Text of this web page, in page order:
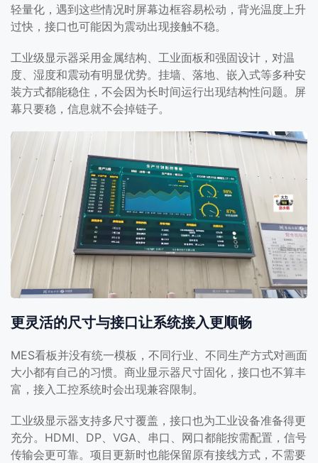
轻量化，遇到这些情况时屏幕边框容易松动，背光温度上升
过快，接口也可能因为震动出现接触不稳。
工业级显示器采用金属结构、工业面板和强固设计，对温
度、湿度和震动有明显优势。挂墙、落地、嵌入式等多种安
装方式都能稳住，不会因为长时间运行出现结构性问题。屏
幕只要稳，信息就不会掉链子。
更灵活的尺寸与接口让系统接入更顺畅
MES看板并没有统一模板，不同行业、不同生产方式对画面
大小都有自己的习惯。商业显示器尺寸固化，接口也不算丰
富，接入工控系统时会出现兼容限制。
工业级显示器支持多尺寸覆盖，接口也为工业设备准备得更
充分。HDMI、DP、VGA、串口、网口都能按需配置，信号
传输会更可靠。项目更新时也能保留原有接线方式，不需要